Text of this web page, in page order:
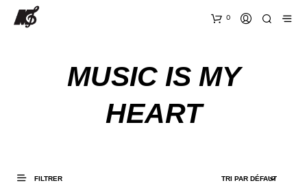
0
MUSIC IS MY
HEART
FILTRER